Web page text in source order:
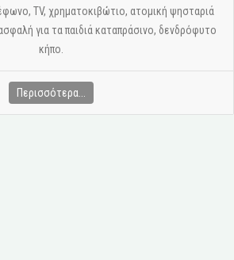
ΤV, χρηματοκιβώτιο, ατομική ψησταριά
για τα παιδιά καταπράσινο, δενδρόφυτο
κήπο.
Περισσότερα...